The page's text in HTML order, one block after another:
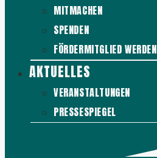
MITMACHEN
SPENDEN
FÖRDERMITGLIED WERDEN
AKTUELLES
VERANSTALTUNGEN
PRESSESPIEGEL